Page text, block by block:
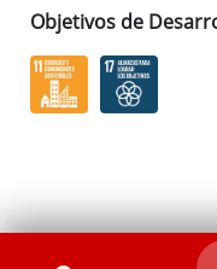
Objetivos de